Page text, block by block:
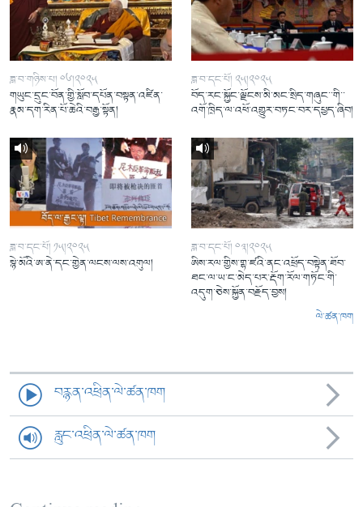
ཟླ་བ་གཉིས་པ། ༠༦།༢༠༢༥
གཡུང་དྲུང་བོན་གྱི་སློབ་དཔོན་བསྟན་འཛིན་
རྣམ་དག་རིན་པོ་ཆེའི་བརྒྱ་སྟོན།
ཟླ་བ་དང་པོ། ༢༥།༢༠༢༥
བོད་རང་སྐྱོང་ལྗོངས་མི་མང་སྲིད་གཞུང་་གི་་
འགོ་ཁྲིད་ལ་འཕོ་འགྱུར་བཏང་བར་དཔྱད་ཞིབ།
ཟླ་བ་དང་པོ། ༡༥།༢༠༢༥
སྙེ་མོའི་ཨ་ནེ་དང་གྱེན་ལངས་ལས་འགུལ།
ཟླ་བ་དང་པོ། ༠༣།༢༠༢༥
ཨིས་རལ་གྱིས་གྷ་ཛའི་ནང་འཕྲོད་བསྟེན་ཐོབ་
ཐང་ལ་ཡ་ང་མེད་པར་རྡོག་རོལ་གཏོང་གི་
འདུག་ཅེས་སྐྱོན་བརྗོད་བྱས།
ལེ་ཚན་ཁག
བརྙན་འཕྲིན་ལེ་ཚན་ཁག
རླུང་འཕྲིན་ལེ་ཚན་ཁག